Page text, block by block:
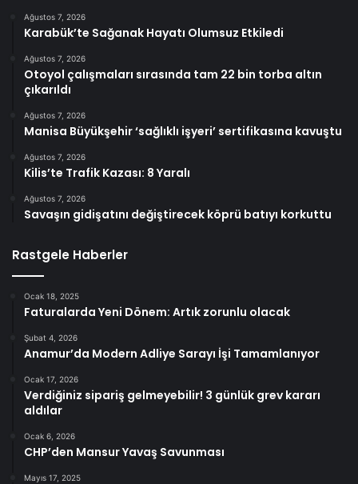
Ağustos 7, 2026
Karabük’te Sağanak Hayatı Olumsuz Etkiledi
Ağustos 7, 2026
Otoyol çalışmaları sırasında tam 22 bin torba altın
çıkarıldı
Ağustos 7, 2026
Manisa Büyükşehir ‘sağlıklı işyeri’ sertifikasına kavuştu
Ağustos 7, 2026
Kilis’te Trafik Kazası: 8 Yaralı
Ağustos 7, 2026
Savaşın gidişatını değiştirecek köprü batıyı korkuttu
Rastgele Haberler
Ocak 18, 2025
Faturalarda Yeni Dönem: Artık zorunlu olacak
Şubat 4, 2026
Anamur’da Modern Adliye Sarayı İşi Tamamlanıyor
Ocak 17, 2026
Verdiğiniz sipariş gelmeyebilir! 3 günlük grev kararı
aldılar
Ocak 6, 2026
CHP’den Mansur Yavaş Savunması
Mayıs 17, 2025